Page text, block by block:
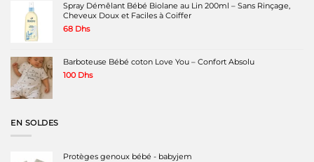
Spray Démêlant Bébé Biolane au Lin 200ml – Sans Rinçage,
Cheveux Doux et Faciles à Coiffer
68 Dhs
Barboteuse Bébé coton Love You – Confort Absolu
100 Dhs
EN SOLDES
Protèges genoux bébé - babyjem